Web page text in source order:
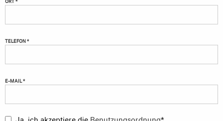
TELEFON *
E-MAIL *
Ja, ich akzeptiere die Benutzungsordnung*